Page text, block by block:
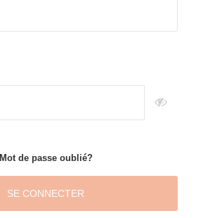
Mot de passe oublié?
SE CONNECTER